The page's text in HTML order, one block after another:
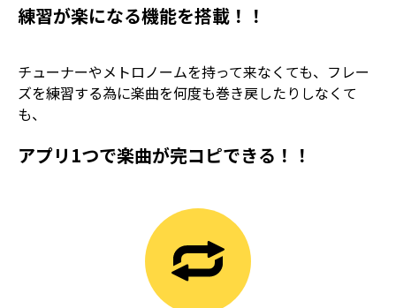
練習が楽になる機能を搭載！！
チューナーやメトロノームを持って来なくても、フレー
ズを練習する為に楽曲を何度も巻き戻したりしなくて
も、
アプリ1つで楽曲が完コピできる！！